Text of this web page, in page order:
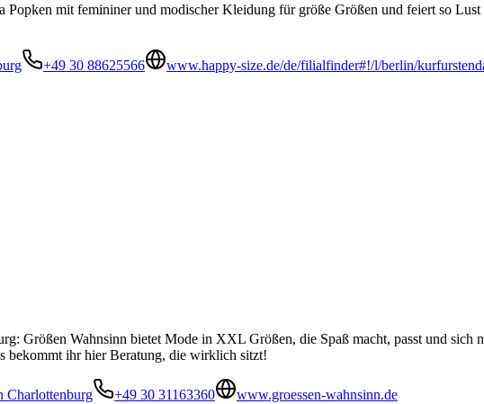
mit femininer und modischer Kleidung für größe Größen und feiert so
+49 30 88625566
www.happy-size.de/de/filialfinder#!/l/berlin/
Größen Wahnsinn bietet Mode in XXL Größen, die Spaß macht, passt und
bekommt ihr hier Beratung, die wirklich sitzt!
Charlottenburg +49 30 31163360
www.groessen-wahnsinn.de